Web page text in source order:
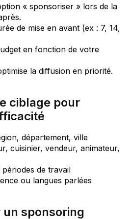
« sponsoriser » lors de la
de mise en avant (ex : 7, 14,
en fonction de votre
la diffusion en priorité.
ciblage pour
département, ville
cuisinier, vendeur, animateur,
périodes de travail
ou langues parlées
sponsoring